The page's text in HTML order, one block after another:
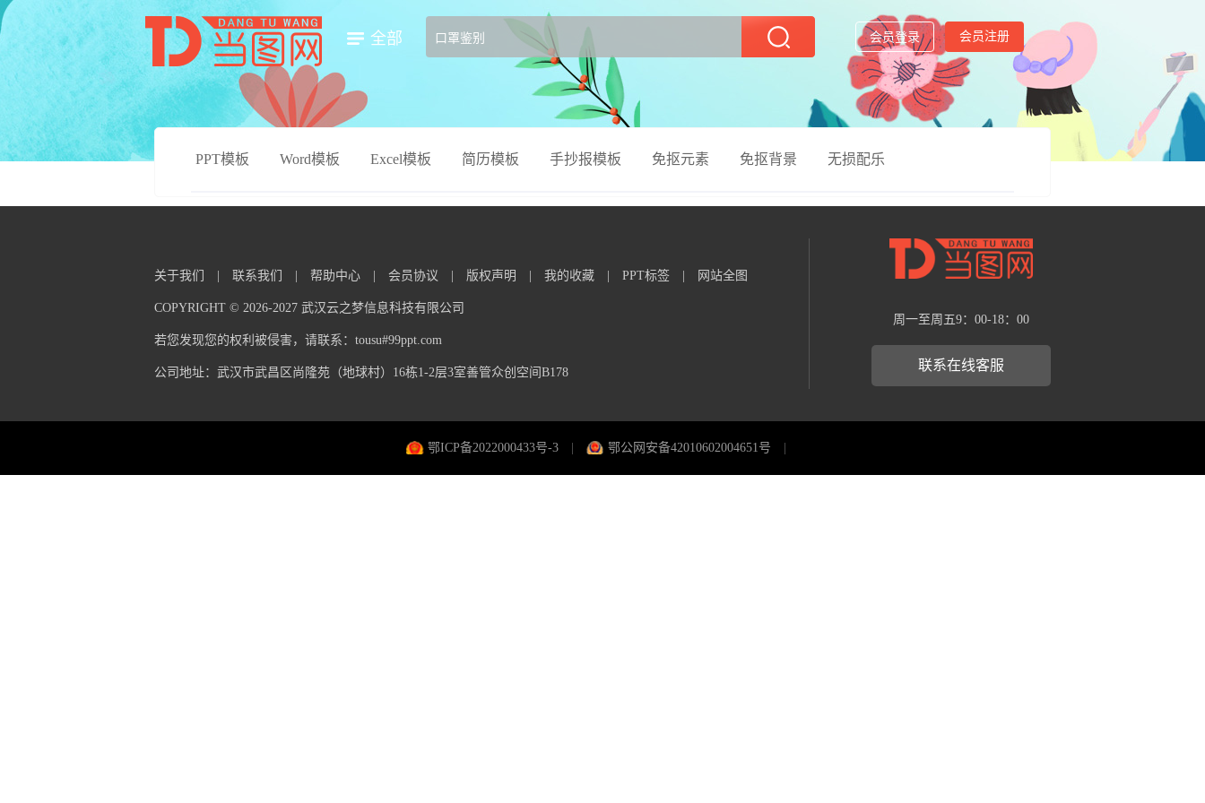
全部 会员登录 会员注册
PPT模板 Word模板 Excel模板 简历模板 手抄报模板 免抠元素 免抠背景 无损配乐
关于我们 联系我们 帮助中心 会员协议 版权声明 我的收藏 PPT标签 网站全图
COPYRIGHT © 2026-2027 武汉云之梦信息科技有限公司
若您发现您的权利被侵害，请联系：tousu#99ppt.com
公司地址：武汉市武昌区尚隆苑（地球村）16栋1-2层3室善管众创空间B178
周一至周五9：00-18：00
联系在线客服
鄂ICP备2022000433号-3 鄂公网安备42010602004651号